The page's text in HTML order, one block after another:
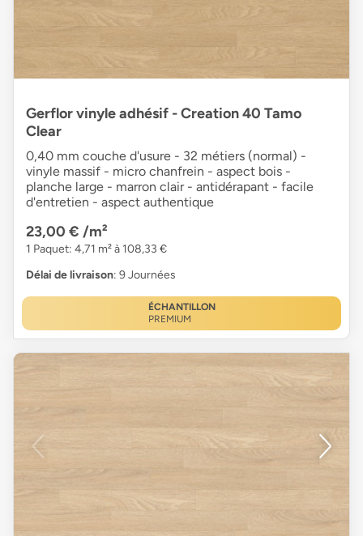
Gerflor vinyle adhésif - Creation 40 Tamo
Clear
0,40 mm couche d'usure - 32 métiers (normal) -
vinyle massif - micro chanfrein - aspect bois -
planche large - marron clair - antidérapant - facile
d'entretien - aspect authentique
23,00 € /m²
1 Paquet: 4,71 m² à 108,33 €
Délai de livraison: 9 Journées
ÉCHANTILLON
PREMIUM